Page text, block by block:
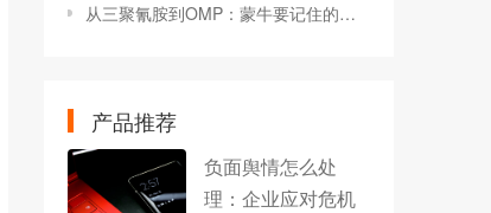
从三聚氰胺到OMP：蒙牛要记住的三条危机公关守则
产品推荐
负面舆情怎么处
理：企业应对危机